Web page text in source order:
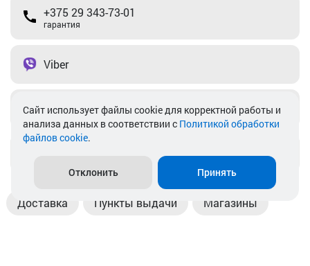
+375 29 343-73-01
гарантия
Viber
Telegram
Доставка Пункты выдачи Магазины
Cайт использует файлы cookie для корректной работы и
анализа данных в соответствии с Политикой обработки
файлов cookie.
Отклонить Принять